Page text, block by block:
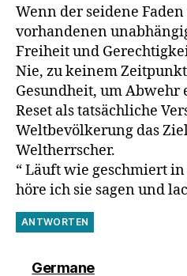
Wenn der seidene
vorhandenen
Freiheit und
Nie, zu keinem
Gesundheit, um Abwehr
Reset als tatsächliche
Weltbevölkerung das
Weltherrscher.
“ Läuft wie geschmiert
höre ich sie sagen und
ANTWORTEN
Germanesagt: